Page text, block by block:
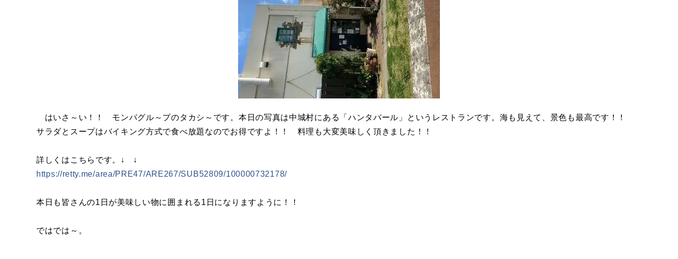
はいさ～い！！ モンパグル～プのタカシ～です。本日の写真は中城村にある「ハンタバール」というレストランです。海も見えて、景色も最高です！！
サラダとスープはバイキング方式で食べ放題なのでお得ですよ！！ 料理も大変美味しく頂きました！！
詳しくはこちらです。↓ ↓
https://retty.me/area/PRE47/ARE267/SUB52809/100000732178/
本日も皆さんの1日が美味しい物に囲まれる1日になりますように！！
ではでは～。